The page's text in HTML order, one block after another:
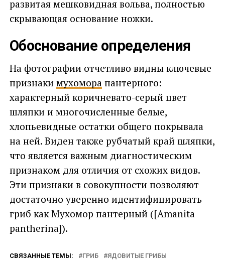
развитая мешковидная вольва, полностью
скрывающая основание ножки.
Обоснование определения
На фотографии отчетливо видны ключевые
признаки мухоморапантерного:
характерный коричневато-серый цвет
шляпки и многочисленные белые,
хлопьевидные остатки общего покрывала
на ней. Виден также рубчатый край шляпки,
что является важным диагностическим
признаком для отличия от схожих видов.
Эти признаки в совокупности позволяют
достаточно уверенно идентифицировать
гриб как Мухомор пантерный ([Amanita
pantherina]).
СВЯЗАННЫЕ ТЕМЫ: ГРИБ ЯДОВИТЫЕ ГРИБЫ